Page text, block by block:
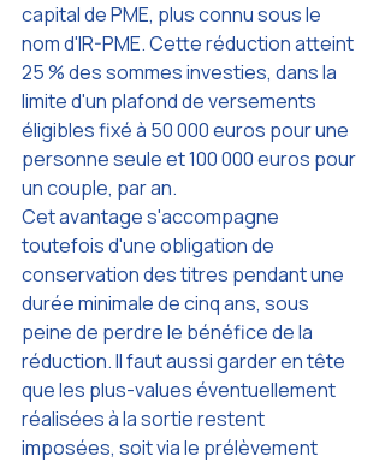
capital de PME, plus connu sous le
nom d'IR-PME. Cette réduction atteint
25 % des sommes investies, dans la
limite d'un plafond de versements
éligibles fixé à 50 000 euros pour une
personne seule et 100 000 euros pour
un couple, par an.
Cet avantage s'accompagne
toutefois d'une obligation de
conservation des titres pendant une
durée minimale de cinq ans, sous
peine de perdre le bénéfice de la
réduction. Il faut aussi garder en tête
que les plus-values éventuellement
réalisées à la sortie restent
imposées, soit via le prélèvement